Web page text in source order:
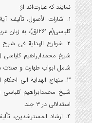
نمایند که عبارت‌اند از:
1. اشارات الأصول، تألیف:
کلباسی(م 1261ق)، به زبان عربی، یک دوره کامل اصول فقه در ۵ جلد.
2. شوارع الهدایة فی شرح
شامل ابواب طهارت و صلات در ۷
3. منهاج الهدایة الی
استدلالی در ۳ جلد.
4. ارشاد المسترشدین،